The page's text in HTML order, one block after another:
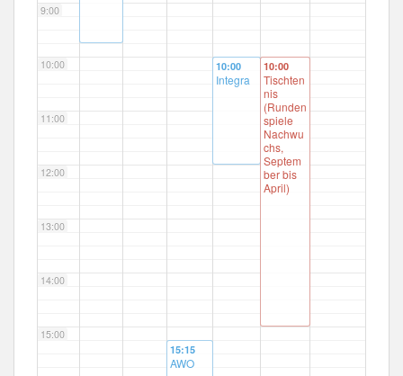
9:00
10:00
11:00
12:00
13:00
14:00
15:00
15:15
AWO
10:00
Integra
10:00
Tischten
nis
(Runden
spiele
Nachwu
chs,
Septem
ber bis
April)